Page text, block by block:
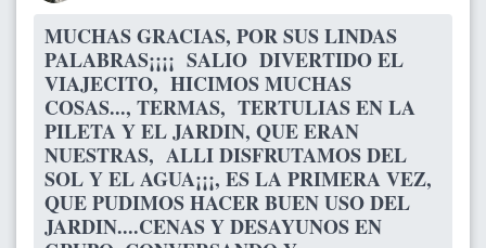
MUCHAS GRACIAS, POR SUS LINDAS
PALABRAS¡¡¡¡ SALIO DIVERTIDO EL
VIAJECITO, HICIMOS MUCHAS
COSAS..., TERMAS, TERTULIAS EN LA
PILETA Y EL JARDIN, QUE ERAN
NUESTRAS, ALLI DISFRUTAMOS DEL
SOL Y EL AGUA¡¡¡, ES LA PRIMERA VEZ,
QUE PUDIMOS HACER BUEN USO DEL
JARDIN....CENAS Y DESAYUNOS EN